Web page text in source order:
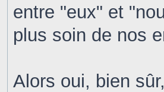
entre "eux" et
plus soin de nos
Alors oui, bien